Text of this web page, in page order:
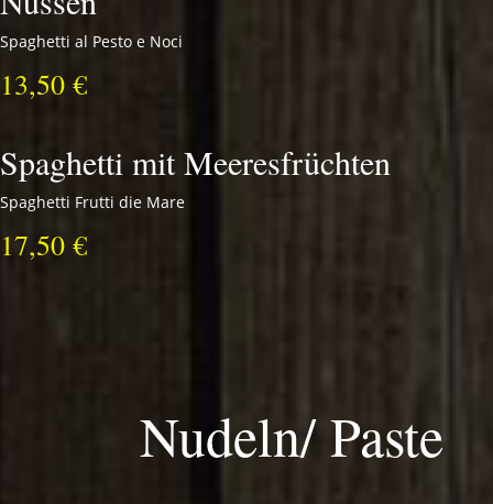
Spaghetti al Pesto e Noci
13,50 €
Spaghetti mit Meeresfrüchten
Spaghetti Frutti die Mare
17,50 €
Nudeln/ Paste